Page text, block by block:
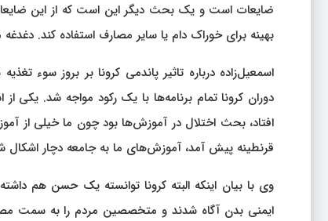
ضایعات است و یک بحث دیگر این است که از این
بهینه برای خوراک دام یا سایر مصارف استفاده کند.
اسمعیل‌زاده درباره تاثیر پاندمی کرونا بر بروز سوء
دوران کرونا تمام برنامه‌ها با یک رکود مواجه شد. یکی از
افتاد، بحث اختلال در آموزش‌ها بود چون ما خیلی از
قرنطینه پیش آمد، آموزش‌های ما به جامعه دچار اشکال
وی با بیان اینکه البته کرونا توانسته یک حسن هم
ایمنی بدن آگاه شدند و متخصصین مردم را به سمت